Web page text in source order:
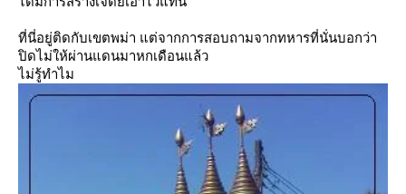
ที่นี่อยู่ติดกับเขตพม่า แต่จากการสอบถามจากทหารที่นั่นบอกว่า
ปิดไม่ให้ผ่านแดนมาหกเดือนแล้ว
ไม่รู้ทำไม